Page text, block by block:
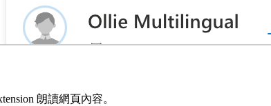
朗讀網頁內容。